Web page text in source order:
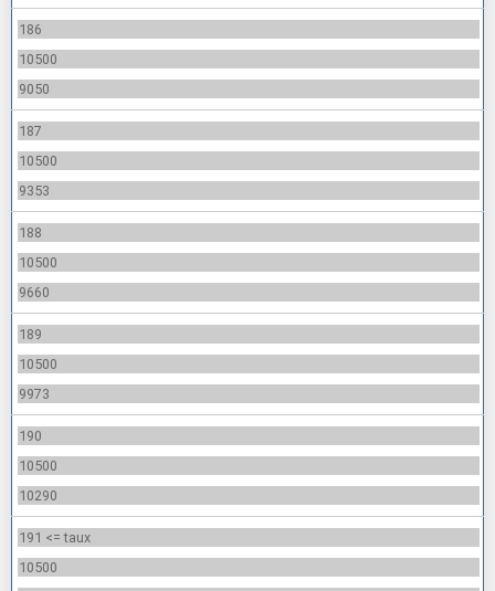
186
10500
9050
187
10500
9353
188
10500
9660
189
10500
9973
190
10500
10290
191 <= taux
10500